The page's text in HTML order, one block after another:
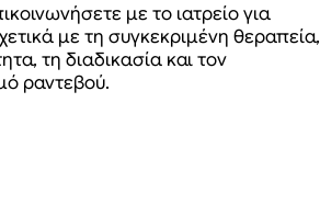
με το ιατρείο για
με τη συγκεκριμένη θεραπεία,
τη διαδικασία και τον
ραντεβού.